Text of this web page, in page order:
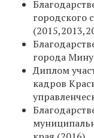
городского
города
Диплом
кадров